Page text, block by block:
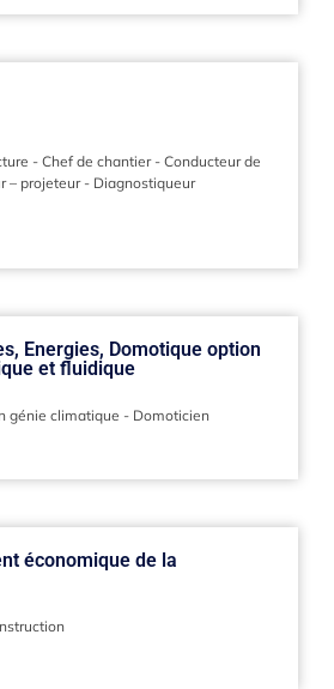
- Chef de chantier- Conducteur de
– projeteur- Diagnostiqueur
Energies, Domotique option
et fluidique
génie climatique - Domoticien
économique de la